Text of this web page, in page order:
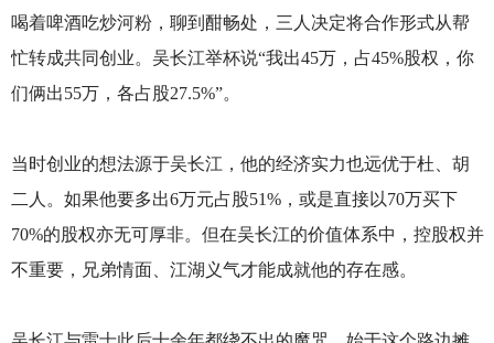
喝着啤酒吃炒河粉，聊到酣畅处，三人决定将合作形式从帮
忙转成共同创业。吴长江举杯说“我出45万，占45%股权，你
们俩出55万，各占股27.5%”。
当时创业的想法源于吴长江，他的经济实力也远优于杜、胡
二人。如果他要多出6万元占股51%，或是直接以70万买下
70%的股权亦无可厚非。但在吴长江的价值体系中，控股权并
不重要，兄弟情面、江湖义气才能成就他的存在感。